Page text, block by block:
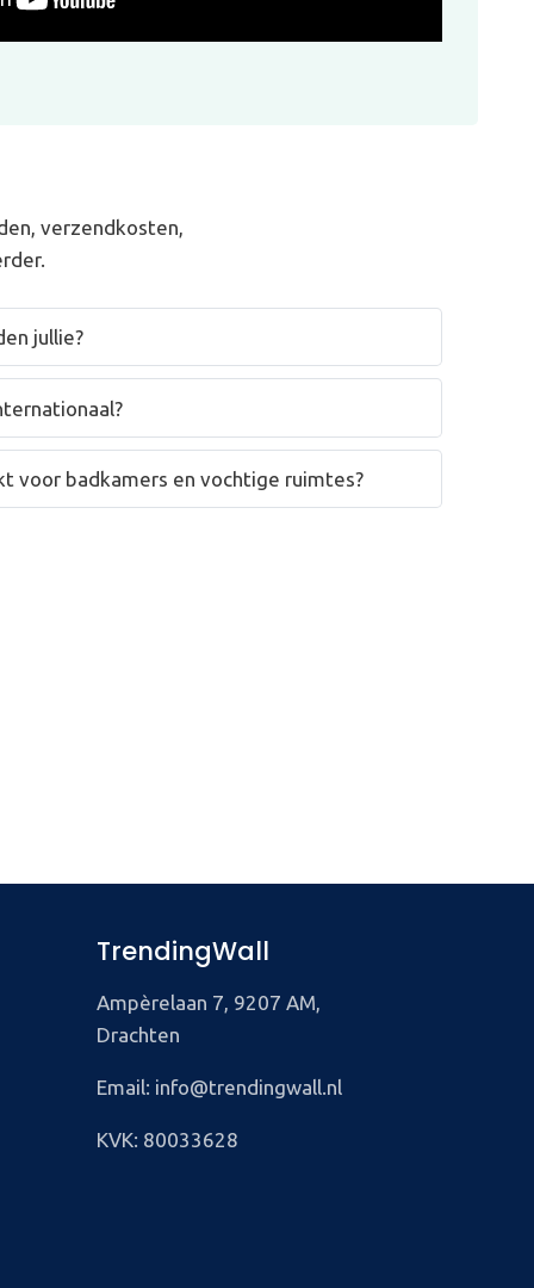
verzendkosten,
jullie?
voor badkamers en vochtige ruimtes?
TrendingWall
Ampèrelaan 7, 9207 AM,
Drachten
Email: info@trendingwall.nl
KVK: 80033628